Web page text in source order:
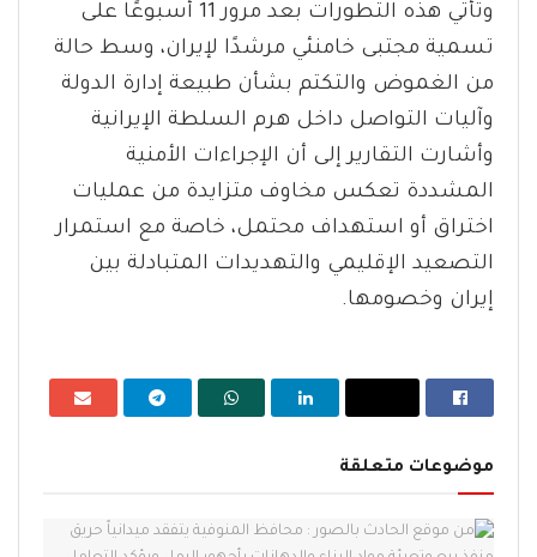
وتأتي هذه التطورات بعد مرور 11 أسبوعًا على
تسمية مجتبى خامنئي مرشدًا لإيران، وسط حالة
من الغموض والتكتم بشأن طبيعة إدارة الدولة
وآليات التواصل داخل هرم السلطة الإيرانية
وأشارت التقارير إلى أن الإجراءات الأمنية
المشددة تعكس مخاوف متزايدة من عمليات
اختراق أو استهداف محتمل، خاصة مع استمرار
التصعيد الإقليمي والتهديدات المتبادلة بين
إيران وخصومها.
موضوعات متعلقة